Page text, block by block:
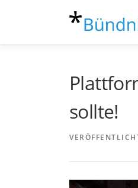
sollte!